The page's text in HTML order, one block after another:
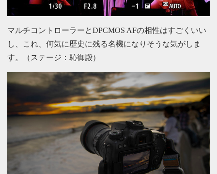
マルチコントローラーとDPCMOS AFの相性はすごくいい
し、これ、何気に歴史に残る名機になりそうな気がしま
す。（ステージ：恥御殿）